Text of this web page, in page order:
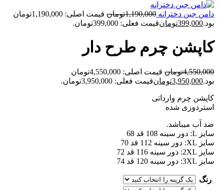
دامن جین دخترانه 1,190,000تومان
قیمت اصلی: 1,190,000تومان
بود.399,000تومانقیمت فعلی: 399,000تومان.
کاپشن چرم طرح دار
4,550,000تومان
قیمت اصلی: 4,550,000تومان
بود.3,950,000تومانقیمت فعلی: 3,950,000تومان.
کاپشن چرم وارداتی
استردوزی شده
ضد آب میباشد.
سایز L: دور سینه 108 قد 68
سایز XL: دور سینه 112 قد 70
سایز 2XL: دور سینه 116 قد 72
سایز 3XL: دور سینه 120 قد 74
رنگ